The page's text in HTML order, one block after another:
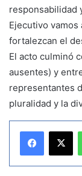
responsabilidad
Ejecutivo vamos
fortalezcan el
El acto culminó
ausentes) y
representantes
pluralidad y la